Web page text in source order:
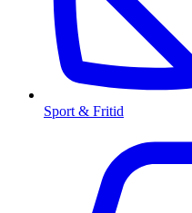
Sport & Fritid